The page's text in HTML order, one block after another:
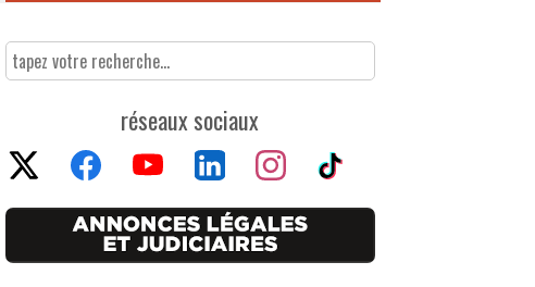
réseaux sociaux